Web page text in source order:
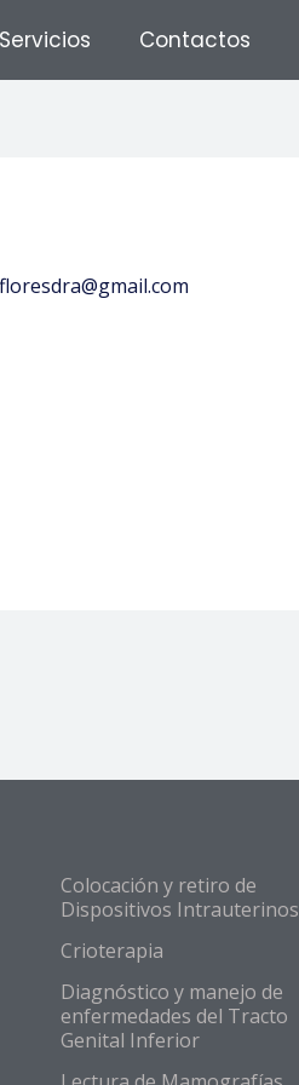
Servicios Contactos
Colocación y retiro de
Dispositivos Intrauterinos
Crioterapia
Diagnóstico y manejo de
enfermedades del Tracto
Genital Inferior